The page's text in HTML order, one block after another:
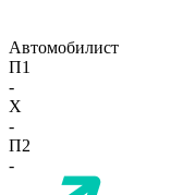
Автомобилист
П1
-
X
-
П2
-